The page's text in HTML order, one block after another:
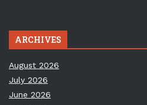
ARCHIVES
August 2026
July 2026
June 2026